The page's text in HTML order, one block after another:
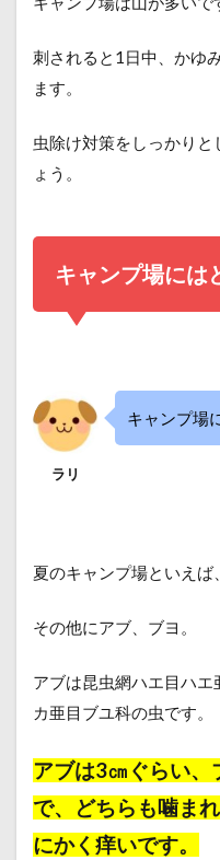
刺されると1日中、かゆ
ます。
虫除け対策をしっかり
ょう。
キャンプ場には
ラリ
キャンプ場
夏のキャンプ場といえば
その他にアブ、ブヨ。
アブは昆虫網ハエ目ハエ
カ亜目ブユ科の虫です。
アブは3㎝ぐらい、
で、どちらも噛ま
にかく痒いです。